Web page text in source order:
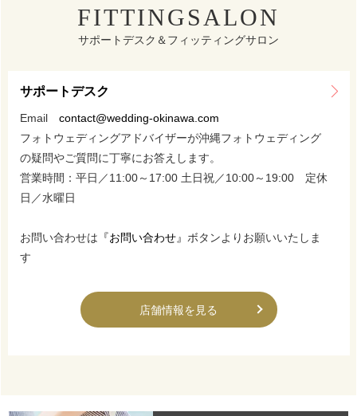
FITTINGSALON
サポートデスク＆フィッティングサロン
サポートデスク
Email contact@wedding-okinawa.com
フォトウェディングアドバイザーが沖縄フォトウェディング
の疑問やご質問に丁寧にお答えします。
営業時間：平日／11:00～17:00 土日祝／10:00～19:00 定休
日／水曜日
お問い合わせは 『お問い合わせ』 ボタンよりお願いいたしま
す
店舗情報を見る